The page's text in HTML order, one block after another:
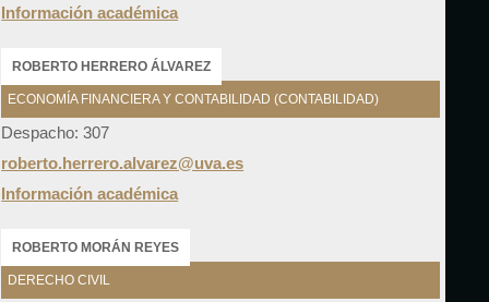
Información académica
ROBERTO HERRERO ÁLVAREZ
ECONOMÍA FINANCIERA Y CONTABILIDAD (CONTABILIDAD)
Despacho: 307
roberto.herrero.alvarez@uva.es
Información académica
ROBERTO MORÁN REYES
DERECHO CIVIL